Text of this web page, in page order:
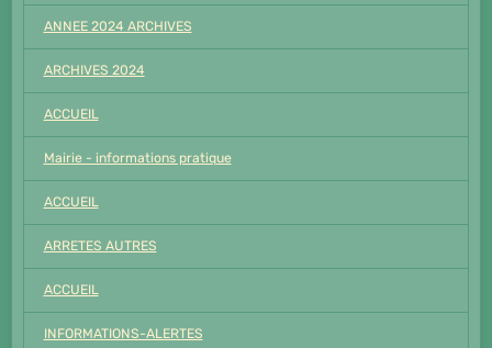
ANNEE 2024 ARCHIVES
ARCHIVES 2024
ACCUEIL
Mairie - informations pratique
ACCUEIL
ARRETES AUTRES
ACCUEIL
INFORMATIONS-ALERTES